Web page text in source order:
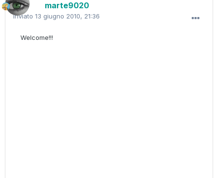
marte9020
Inviato 13 giugno 2010, 21:36
Welcome!!!